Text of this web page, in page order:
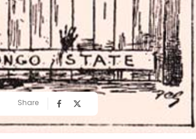
Share